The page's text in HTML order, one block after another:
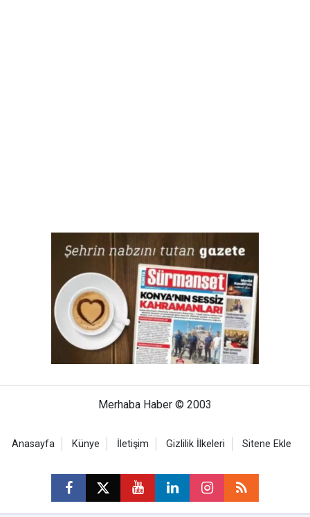
Merhaba Haber © 2003
Anasayfa Künye İletişim Gizlilik İlkeleri Sitene Ekle